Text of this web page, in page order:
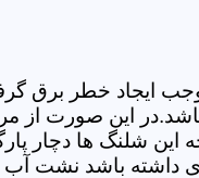
ایجاد خطر برق
این صورت از
شلنگ ها دچار
داشته باشد نشت